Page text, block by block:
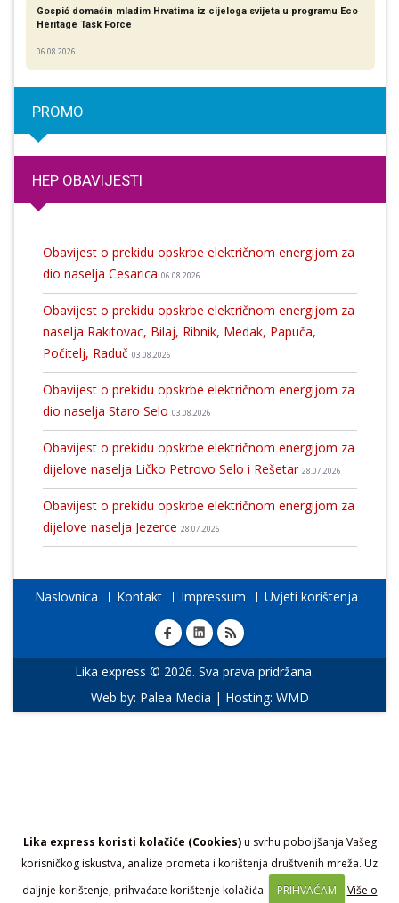
Lika express koristi kolačiće (Cookies)u svrhu poboljšanja Vašeg
korisničkog iskustva, analize prometa i korištenja društvenih mreža. Uz
daljnje korištenje, prihvaćate korištenje kolačića.
PRIHVAĆAM Više o
Gospić domaćin mladim Hrvatima iz cijeloga svijeta u programu Eco
Heritage Task Force
06.08.2026
PROMO
HEP OBAVIJESTI
Obavijest o prekidu opskrbe električnom energijom za
dio naselja Cesarica 06.08.2026
Obavijest o prekidu opskrbe električnom energijom za
naselja Rakitovac, Bilaj, Ribnik, Medak, Papuča,
Počitelj, Raduč 03.08.2026
Obavijest o prekidu opskrbe električnom energijom za
dio naselja Staro Selo 03.08.2026
Obavijest o prekidu opskrbe električnom energijom za
dijelove naselja Ličko Petrovo Selo i Rešetar 28.07.2026
Obavijest o prekidu opskrbe električnom energijom za
dijelove naselja Jezerce 28.07.2026
Naslovnica Kontakt Impressum Uvjeti korištenja
Lika express © 2026. Sva prava pridržana.
Web by: Palea Media | Hosting: WMD